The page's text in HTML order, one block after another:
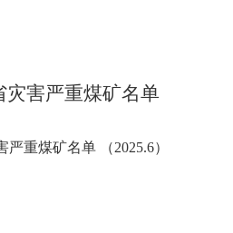
灾害严重煤矿名单
重煤矿名单 （2025.6）